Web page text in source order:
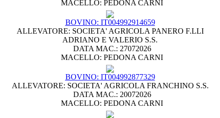
MACELLO: PEDONA CARNI
BOVINO: IT004992914659
ALLEVATORE: SOCIETA' AGRICOLA PANERO F.LLI
ADRIANO E VALERIO S.S.
DATA MAC.: 27072026
MACELLO: PEDONA CARNI
BOVINO: IT004992877329
ALLEVATORE: SOCIETA' AGRICOLA FRANCHINO S.S.
DATA MAC.: 20072026
MACELLO: PEDONA CARNI